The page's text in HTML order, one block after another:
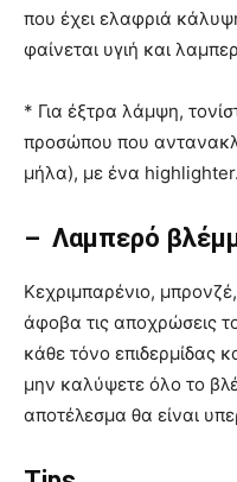
που έχει ελαφριά
φαίνεται υγιή και
* Για έξτρα λάμψη,
προσώπου που
μήλα), με ένα highlighter.
– Λαμπερό
Κεχριμπαρένιο,
άφοβα τις αποχρώσεις
κάθε τόνο επιδερμίδας
μην καλύψετε όλο το
αποτέλεσμα θα είναι